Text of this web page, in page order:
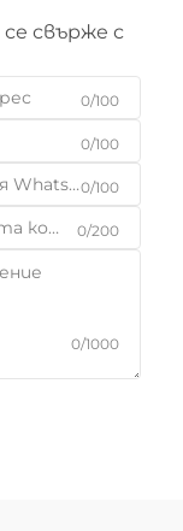
свърже с
0/100
0/100
0/100
0/200
0/1000